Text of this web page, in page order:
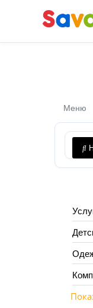
приборов
объявления
Меню